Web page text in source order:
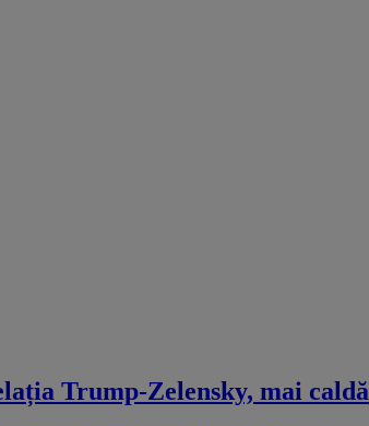
Trump-Zelensky, mai caldă